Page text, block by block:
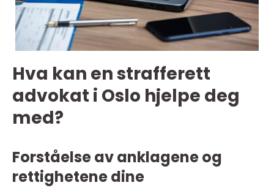
Hva kan en strafferett
advokat i Oslo hjelpe deg
med?
Forståelse av anklagene og
rettighetene dine